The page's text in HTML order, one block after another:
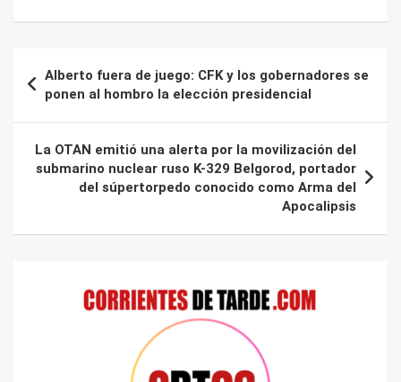
de
entradas
Alberto fuera de juego: CFK y los gobernadores se
ponen al hombro la elección presidencial
La OTAN emitió una alerta por la movilización del
submarino nuclear ruso K-329 Belgorod, portador
del súpertorpedo conocido como Arma del
Apocalipsis